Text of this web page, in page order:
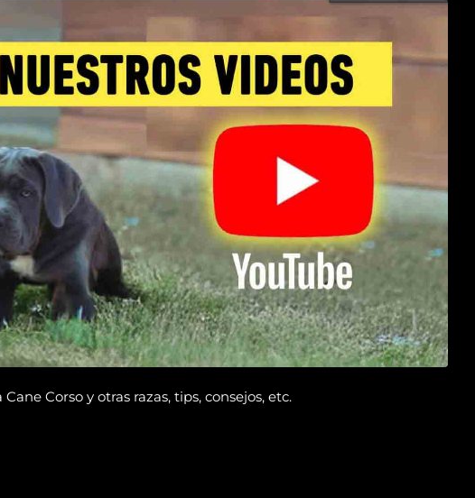
Corso y otras razas, tips, consejos, etc.